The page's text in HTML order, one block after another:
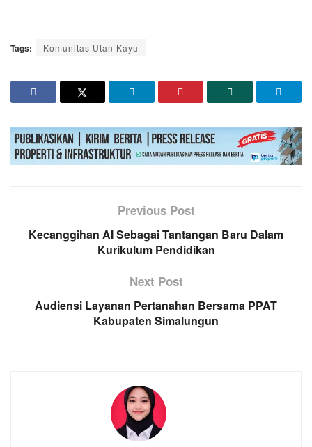
Tags: Komunitas Utan Kayu
Previous Post
Kecanggihan AI Sebagai Tantangan Baru Dalam
Kurikulum Pendidikan
Next Post
Audiensi Layanan Pertanahan Bersama PPAT
Kabupaten Simalungun